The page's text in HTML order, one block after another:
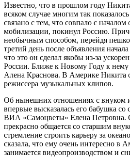
Известно, что в прошлом году
всяком случае многим так
связано с тем, что совпало с
мобилизации, покинул Россию.
необычным способом, перейдя
третий день после объявления
что это он сделал якобы из-за
России. Ближе к Новому Году к нему
Алена Краснова. В Америке Никита
режиссера музыкальных клипов.
Об нынешних отношениях с внуком и
впервые высказалась его бабушка со
ВИА «Самоцветы» Елена Петровна.
прекрасно общается со старшим
стремление строить карьеру за
сказала, что ему очень интересно в
занимается видеопроизводством и